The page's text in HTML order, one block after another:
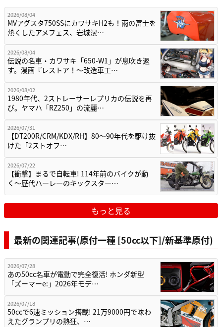
2026/08/04
MVアグスタ750SSにカワサキH2も！雨の富士を
熱くしたアメフェス、岩城滉…
2026/08/04
伝説の名車・カワサキ「650-W1」が息吹き返
す。漫画『レストア！～改造車工…
2026/08/02
1980年代、2ストレーサーレプリカの伝説を再
び。ヤマハ「RZ250」の流麗…
2026/07/31
【DT200R/CRM/KDX/RH】80〜90年代を駆け抜
けた「2ストオフ…
2026/07/22
【衝撃】まるで自転車! 114年前のバイクが動
く〜歴代ハーレーのキックスター…
もっと見る
最新の関連記事(原付一種 [50cc以下]/新基準原付)
2026/07/28
あの50cc名車が電動で完全復活! ホンダ新型
「ズーマーe:」2026年モデ…
2026/07/18
50ccで6速ミッション搭載! 21万9000円で味わ
えたグランプリの熱狂、…